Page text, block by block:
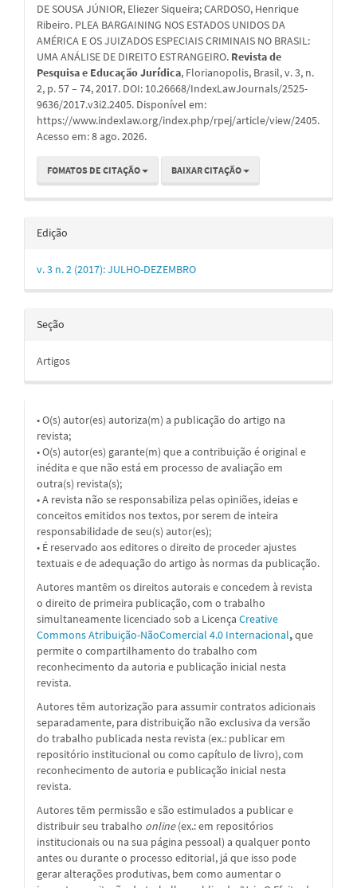
artigo
DE SOUSA JÚNIOR, Eliezer Siqueira; CARDOSO, Henrique
Ribeiro. PLEA BARGAINING NOS ESTADOS UNIDOS DA
AMÉRICA E OS JUIZADOS ESPECIAIS CRIMINAIS NO BRASIL:
UMA ANÁLISE DE DIREITO ESTRANGEIRO. Revista de
Pesquisa e Educação Jurídica, Florianopolis, Brasil, v. 3, n.
2, p. 57 – 74, 2017. DOI: 10.26668/IndexLawJournals/2525-
9636/2017.v3i2.2405. Disponível em:
https://www.indexlaw.org/index.php/rpej/article/view/2405.
Acesso em: 8 ago. 2026.
FOMATOS DE CITAÇÃO BAIXAR CITAÇÃO
Edição
v. 3 n. 2 (2017): JULHO-DEZEMBRO
Seção
Artigos
• O(s) autor(es) autoriza(m) a publicação do artigo na
revista;
• O(s) autor(es) garante(m) que a contribuição é original e
inédita e que não está em processo de avaliação em
outra(s) revista(s);
• A revista não se responsabiliza pelas opiniões, ideias e
conceitos emitidos nos textos, por serem de inteira
responsabilidade de seu(s) autor(es);
• É reservado aos editores o direito de proceder ajustes
textuais e de adequação do artigo às normas da publicação.
Autores mantêm os direitos autorais e concedem à revista
o direito de primeira publicação, com o trabalho
simultaneamente licenciado sob a Licença Creative
Commons Atribuição-NãoComercial 4.0 Internacional,que
permite o compartilhamento do trabalho com
reconhecimento da autoria e publicação inicial nesta
revista.
Autores têm autorização para assumir contratos adicionais
separadamente, para distribuição não exclusiva da versão
do trabalho publicada nesta revista (ex.: publicar em
repositório institucional ou como capítulo de livro), com
reconhecimento de autoria e publicação inicial nesta
revista.
Autores têm permissão e são estimulados a publicar e
distribuir seu trabalho online(ex.: em repositórios
institucionais ou na sua página pessoal) a qualquer ponto
antes ou durante o processo editorial, já que isso pode
gerar alterações produtivas, bem como aumentar o